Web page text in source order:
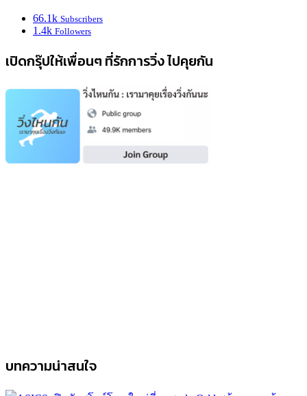
66.1k Subscribers
1.4k Followers
เปิดกรุ๊ปให้เพื่อนๆ ที่รักการวิ่ง ไปคุยกัน
บทความน่าสนใจ